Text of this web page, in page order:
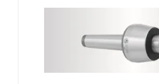
KOSZT DOSTAWY